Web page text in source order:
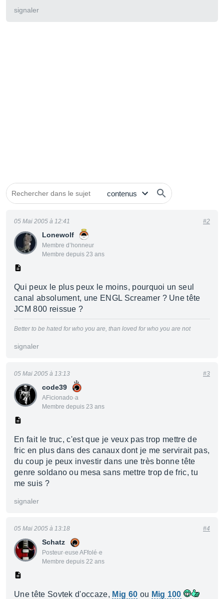
signaler
Lonewolf
Membre d’honneur
Membre depuis 23 ans
05 Mai 2005 à 12:41 #2
Qui peux le plus peux le moins, pourquoi un seul
canal absolument, une ENGL Screamer ? Une tête
JCM 800 reissue ?
Better to be hated for who you are, than loved for who you are not
signaler
code39
AFicionado·a
Membre depuis 23 ans
05 Mai 2005 à 13:13 #3
En fait le truc, c'est que je veux pas trop mettre de
fric en plus dans des canaux dont je me servirait pas,
du coup je peux investir dans une très bonne tête
genre soldano ou mesa sans mettre trop de fric, tu
me suis ?
signaler
Schatz
Posteur·euse AFfolé·e
Membre depuis 22 ans
05 Mai 2005 à 13:18 #4
Une tête Sovtek d'occaze, Mig 60 ou Mig 100